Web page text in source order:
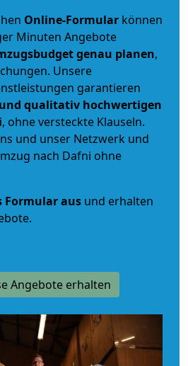
Online-Formular können
Minuten Angebote
genau planen,
Unsere
garantieren
qualitativ hochwertigen
, ohne versteckte Klauseln.
und unser Netzwerk und
nach Dafni ohne
Formular aus und erhalten
Angebote erhalten